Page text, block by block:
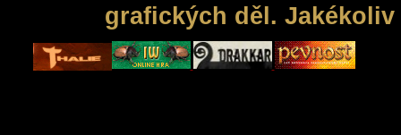
grafických děl.